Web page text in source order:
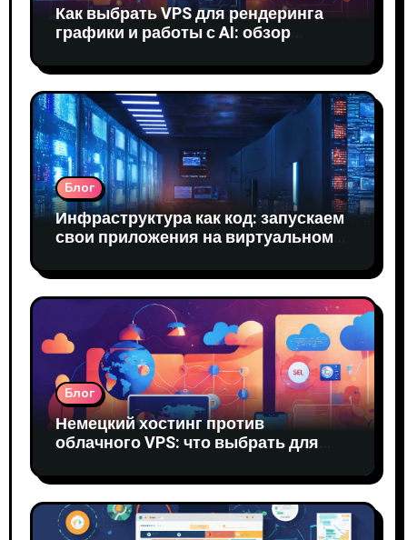
Как выбрать VPS для рендеринга
графики и работы с AI: обзор
Блог
Инфраструктура как код: запускаем
свои приложения на виртуальном
Блог
Немецкий хостинг против
облачного VPS: что выбрать для